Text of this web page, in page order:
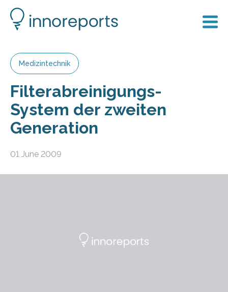
Medizintechnik
Filterabreinigungs-
System der zweiten
Generation
01 June 2009